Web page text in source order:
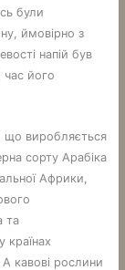
були
ймовірно з
напій був
час його
що виробляється
сорту Арабіка
Африки,
та
країнах
А кавові рослини